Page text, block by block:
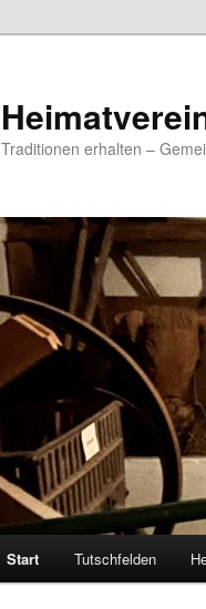
Traditionen erhalten –
Start Tutschfelden